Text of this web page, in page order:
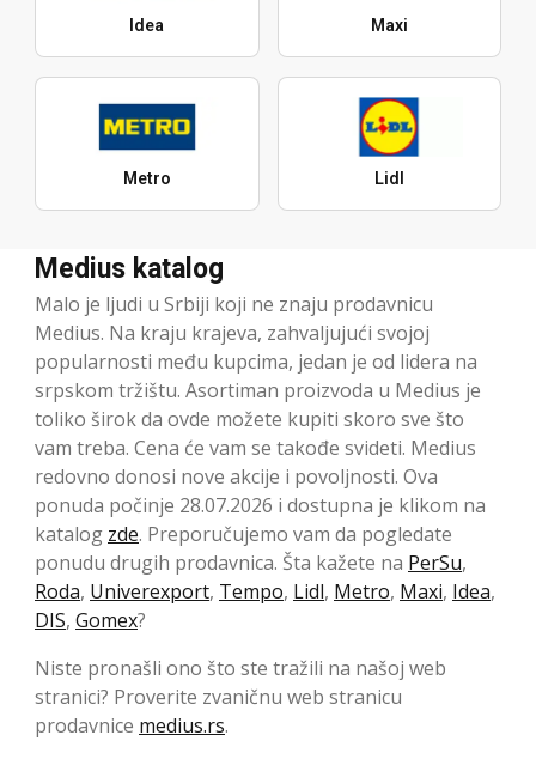
Idea Maxi
Metro Lidl
Medius katalog
Malo je ljudi u Srbiji koji ne znaju prodavnicu
Medius. Na kraju krajeva, zahvaljujući svojoj
popularnosti među kupcima, jedan je od lidera na
srpskom tržištu. Asortiman proizvoda u Medius je
toliko širok da ovde možete kupiti skoro sve što
vam treba. Cena će vam se takođe svideti. Medius
redovno donosi nove akcije i povoljnosti. Ova
ponuda počinje 28.07.2026 i dostupna je klikom na
katalog zde. Preporučujemo vam da pogledate
ponudu drugih prodavnica. Šta kažete na PerSu,
Roda, Univerexport, Tempo, Lidl, Metro, Maxi, Idea,
DIS, Gomex?
Niste pronašli ono što ste tražili na našoj web
stranici? Proverite zvaničnu web stranicu
prodavnice medius.rs.